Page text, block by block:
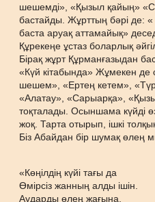
шешемді», «Қызыл қайың»
бастайды. Жұрттың бәрі де:
баста аруақ аттамайық»
Құрекеңе ұстаз боларлық
Бірақ жұрт Құрманғазыдан
«Күй кітабында» Жұмекен де
шешем», «Ертең кетем»,
«Алатау», «Сарыарқа»,
тоқталады. Осыншама күйді
жоқ. Тарта отырып, ішкі
Біз Абайдан бір шумақ өлең
«Көңілдің күйі тағы да
Өмірсіз жанның алды ішін.
Аударды өлең жағына,